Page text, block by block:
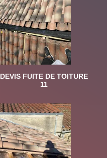
DEVIS FUITE DE TOITURE
11